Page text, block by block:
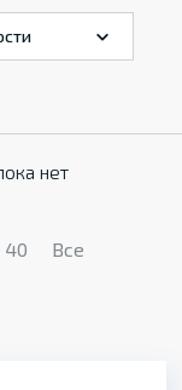
нет
40 Все